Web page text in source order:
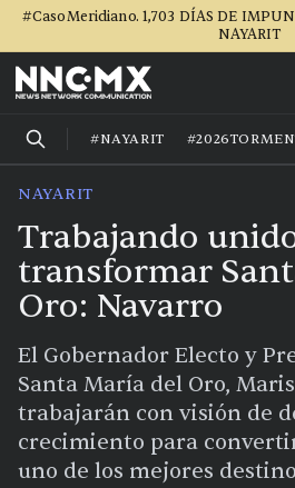
#CasoMeridiano. 1,703 DÍAS DE
NAYARIT
#NAYARIT
NAYARIT
Trabajando
transformar
Oro: Navarro
El Gobernador Electo y
Santa María del Oro,
trabajarán con visión de
crecimiento para
uno de los mejores